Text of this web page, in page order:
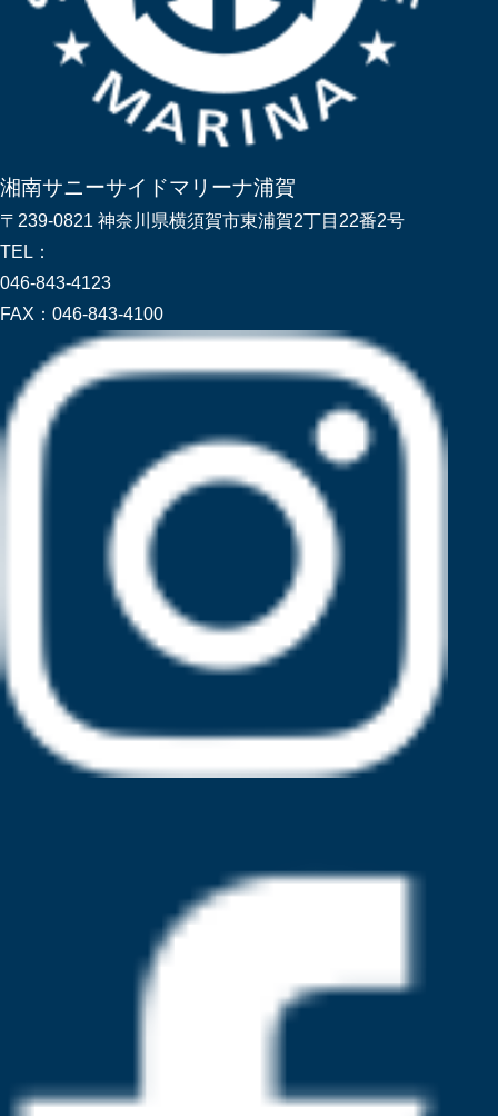
湘南サニーサイドマリーナ浦賀
〒239-0821 神奈川県横須賀市東浦賀2丁目22番2号
TEL：
046-843-4123
FAX： 046-843-4100